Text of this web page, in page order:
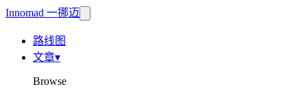
Innomad 一挪迈
路线图
文章▾
Browse